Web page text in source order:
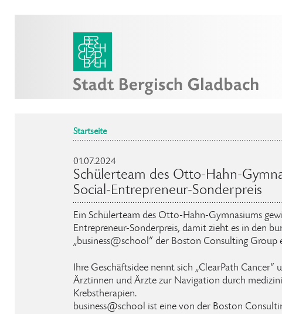
Startseite
01.07.2024
Schülerteam des Otto-Hahn-
Social-Entrepreneur-Sonderpreis
Ein Schülerteam des Otto-Hahn-Gymnasiums
Entrepreneur-Sonderpreis, damit zieht es in den
„business@school“ der Boston Consulting Group
Ihre Geschäftsidee nennt sich „ClearPath Cancer“
Ärztinnen und Ärzte zur Navigation durch
Krebstherapien.
business@school ist eine von der Boston